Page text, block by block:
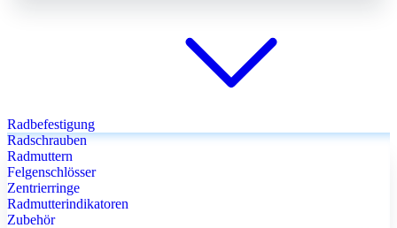
Radbefestigung
Radschrauben
Radmuttern
Felgenschlösser
Zentrierringe
Radmutterindikatoren
Zubehör